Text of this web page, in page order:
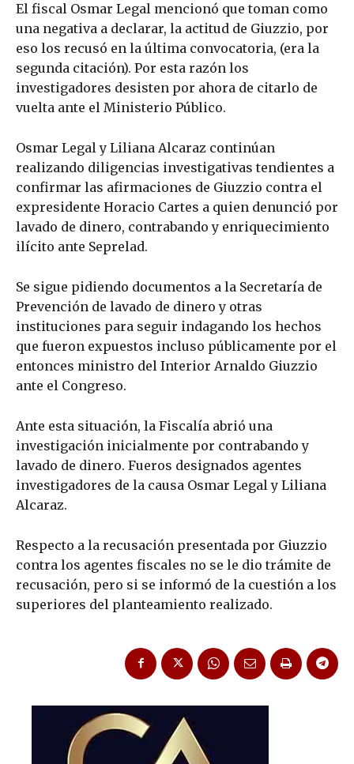
El fiscal Osmar Legal mencionó que toman como
una negativa a declarar, la actitud de Giuzzio, por
eso los recusó en la última convocatoria, (era la
segunda citación). Por esta razón los
investigadores desisten por ahora de citarlo de
vuelta ante el Ministerio Público.
Osmar Legal y Liliana Alcaraz continúan
realizando diligencias investigativas tendientes a
confirmar las afirmaciones de Giuzzio contra el
expresidente Horacio Cartes a quien denunció por
lavado de dinero, contrabando y enriquecimiento
ilícito ante Seprelad.
Se sigue pidiendo documentos a la Secretaría de
Prevención de lavado de dinero y otras
instituciones para seguir indagando los hechos
que fueron expuestos incluso públicamente por el
entonces ministro del Interior Arnaldo Giuzzio
ante el Congreso.
Ante esta situación, la Fiscalía abrió una
investigación inicialmente por contrabando y
lavado de dinero. Fueros designados agentes
investigadores de la causa Osmar Legal y Liliana
Alcaraz.
Respecto a la recusación presentada por Giuzzio
contra los agentes fiscales no se le dio trámite de
recusación, pero si se informó de la cuestión a los
superiores del planteamiento realizado.